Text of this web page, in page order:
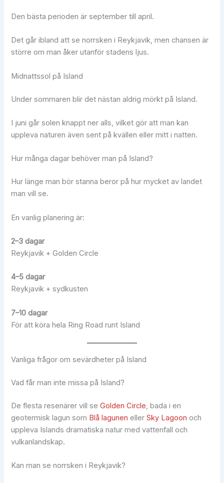
Den bästa perioden är september till april.
Det går ibland att se norrsken i Reykjavik, men chansen är
större om man åker utanför stadens ljus.
Midnattssol på Island
Under sommaren blir det nästan aldrig mörkt på Island.
I juni går solen knappt ner alls, vilket gör att man kan
uppleva naturen även sent på kvällen eller mitt i natten.
Hur många dagar behöver man på Island?
Hur länge man bör stanna beror på hur mycket av landet
man vill se.
En vanlig planering är:
2–3 dagar
Reykjavik + Golden Circle
4–5 dagar
Reykjavik + sydkusten
7–10 dagar
För att köra hela Ring Road runt Island
Vanliga frågor om sevärdheter på Island
Vad får man inte missa på Island?
De flesta resenärer vill seGolden Circle, bada i en
geotermisk lagun som Blå lagunen ellerSky Lagoon och
uppleva Islands dramatiska natur med vattenfall och
vulkanlandskap.
Kan man se norrsken i Reykjavik?